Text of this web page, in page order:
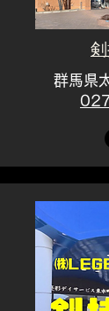
群馬県